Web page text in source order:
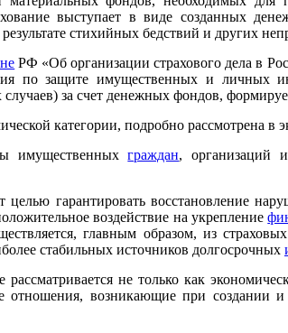
выступает в виде созданных
стихийных бедствий и других
РФ «Об организации страхового дела в
по защите имущественных и личных
за счет денежных фондов,
категории, подробно рассмотрена в
имущественныхграждан, организаций
целью гарантировать восстановление
воздействие на укрепление
главным образом, из
стабильных источников долгосрочных
рассматривается не только как
отношения, возникающие при создании